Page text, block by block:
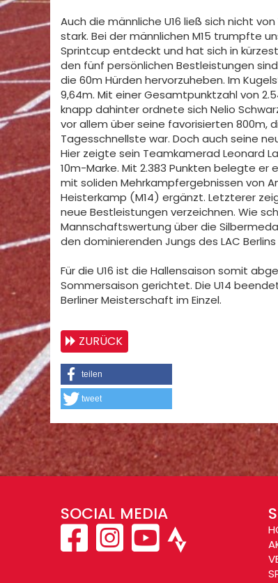
Auch die männliche U16 ließ sich nicht
stark. Bei der männlichen M15 trumpfte
Sprintcup entdeckt und hat sich in
den fünf persönlichen Bestleistungen
die 60m Hürden hervorzuheben. Im
9,64m. Mit einer Gesamtpunktzahl von
knapp dahinter ordnete sich Nelio
vor allem über seine favorisierten 800m,
Tagesschnellste war. Doch auch seine
Hier zeigte sein Teamkamerad Leonard
10m-Marke. Mit 2.383 Punkten belegte
mit soliden Mehrkampfergebnissen von
Heisterkamp (M14) ergänzt. Letzterer
neue Bestleistungen verzeichnen. Wie
Mannschaftswertung über die
den dominierenden Jungs des LAC
Für die U16 ist die Hallensaison somit
Sommersaison gerichtet. Die U14
Berliner Meisterschaft im Einzel.
ZURÜCK
teilen
tweet
SOCIAL MEDIA